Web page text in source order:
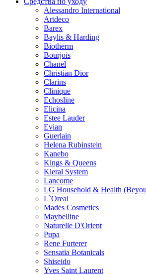
Alessandro International
Artdeco
Barex
Baylis & Harding
Biotherm
Bourjois
Chanel
Christian Dior
Clarins
Clinique
Echosline
Elicina
Estee Lauder
Evian
Guerlain
Helena Rubinstein
Kanebo
Kings & Queens
Kleral System
Lancome
LG Household & Health
L`Oreal
Mades Cosmetics
Maybelline
Naturelle D'Orient
Pupa
Rene Furterer
Sensatia Botanicals
Shiseido
Yves Saint Laurent